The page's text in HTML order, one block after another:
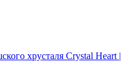
хрусталя Crystal Heart |